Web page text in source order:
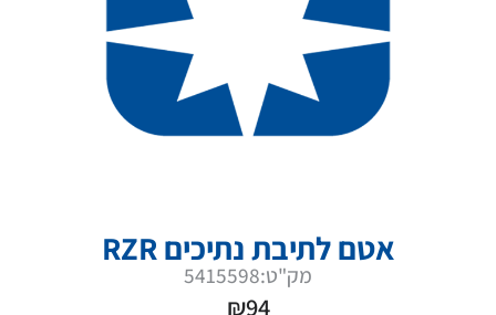
אטם לתיבת נתיכים RZR
מק"ט:5415598
₪94